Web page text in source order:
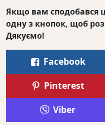
Якщо вам сподобався
одну з кнопок, щоб
Дякуємо!
Facebook
Pinterest
Viber